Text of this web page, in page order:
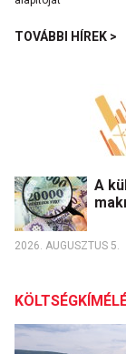
TOVÁBBI HÍREK >
A
2026. AUGUSZTUS 5.